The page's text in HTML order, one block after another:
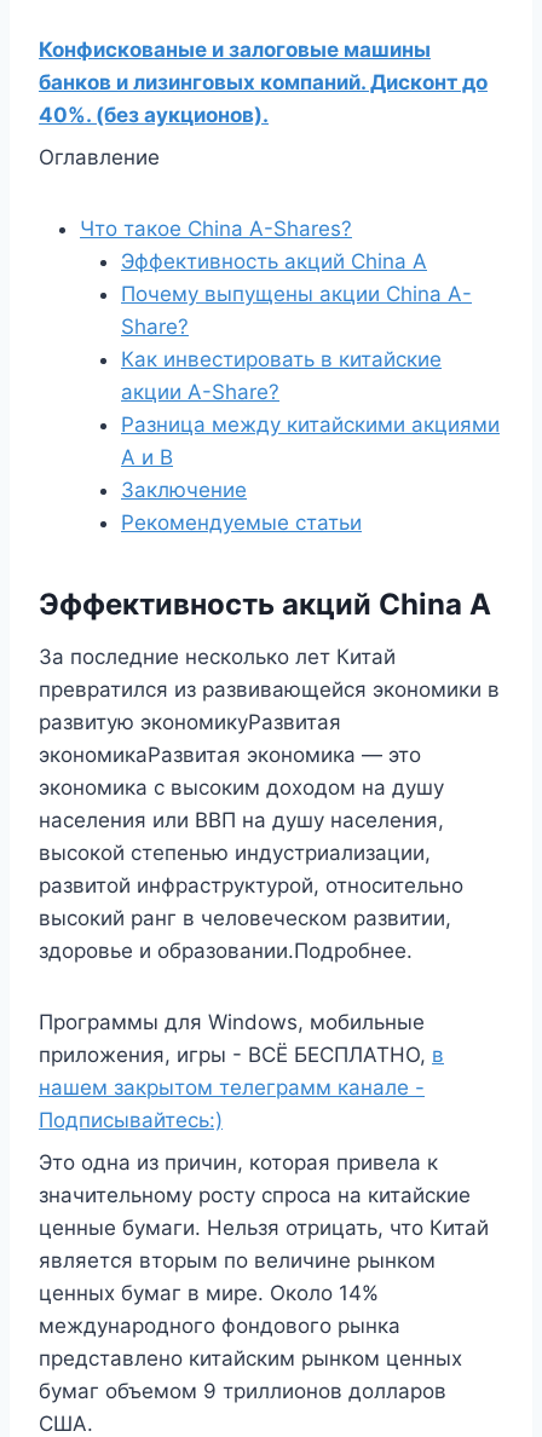
Конфискованые и залоговые машины
банков и лизинговых компаний. Дисконт до
40%. (без аукционов).
Оглавление
Что такое China A-Shares?
Эффективность акций China A
Почему выпущены акции China A-
Share?
Как инвестировать в китайские
акции A-Share?
Разница между китайскими акциями
A и B
Заключение
Рекомендуемые статьи
Эффективность акций China A
За последние несколько лет Китай
превратился из развивающейся экономики в
развитую экономикуРазвитая
экономикаРазвитая экономика — это
экономика с высоким доходом на душу
населения или ВВП на душу населения,
высокой степенью индустриализации,
развитой инфраструктурой, относительно
высокий ранг в человеческом развитии,
здоровье и образовании.Подробнее.
Программы для Windows, мобильные
приложения, игры - ВСЁ БЕСПЛАТНО, в
нашем закрытом телеграмм канале -
Подписывайтесь:)
Это одна из причин, которая привела к
значительному росту спроса на китайские
ценные бумаги. Нельзя отрицать, что Китай
является вторым по величине рынком
ценных бумаг в мире. Около 14%
международного фондового рынка
представлено китайским рынком ценных
бумаг объемом 9 триллионов долларов
США.